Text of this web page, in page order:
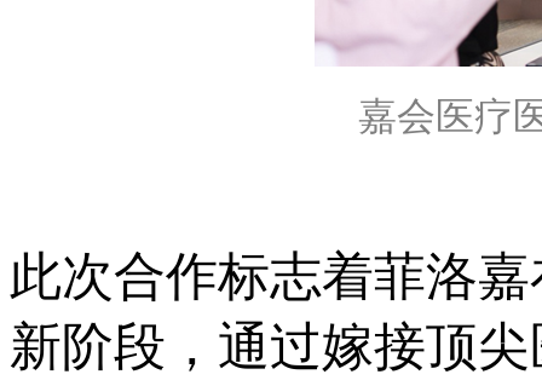
嘉会医疗
此次合作标志着菲洛
新阶段，通过嫁接顶